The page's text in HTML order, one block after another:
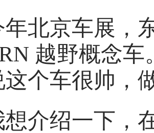
京车展，东
越野概念
个车很帅，
绍一下，在